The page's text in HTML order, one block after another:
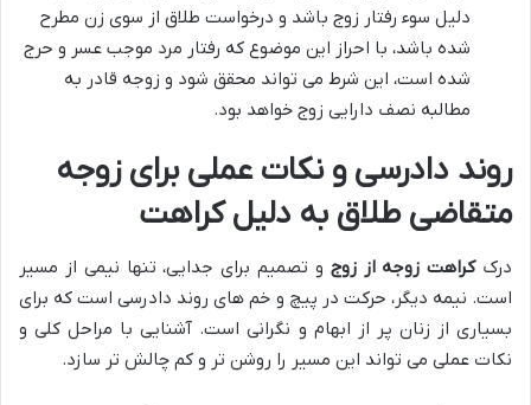
دلیل سوء رفتار زوج باشد و درخواست طلاق از سوی زن مطرح
شده باشد، با احراز این موضوع که رفتار مرد موجب عسر و حرج
شده است، این شرط می تواند محقق شود و زوجه قادر به
مطالبه نصف دارایی زوج خواهد بود.
روند دادرسی و نکات عملی برای زوجه
متقاضی طلاق به دلیل کراهت
درککراهت زوجه از زوج و تصمیم برای جدایی، تنها نیمی از مسیر
است. نیمه دیگر، حرکت در پیچ و خم های روند دادرسی است که برای
بسیاری از زنان پر از ابهام و نگرانی است. آشنایی با مراحل کلی و
نکات عملی می تواند این مسیر را روشن تر و کم چالش تر سازد.